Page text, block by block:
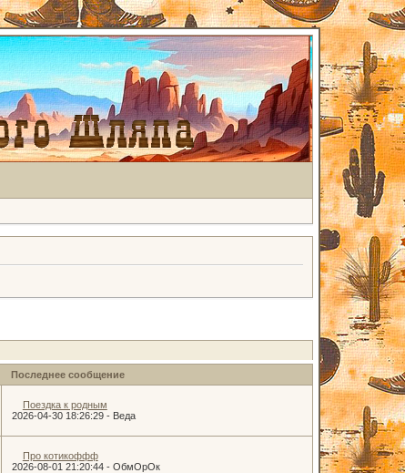
Последнее сообщение
Поездка к родным
2026-04-30 18:26:29- Веда
Про котикоффф
2026-08-01 21:20:44- ОбмОрОк